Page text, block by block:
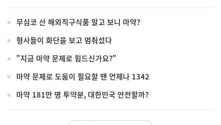
무심코 산 해외직구식품 알고 보니 마약?
형사들이 화단을 보고 멈춰섰다
"지금 마약 문제로 힘드신가요?"
마약 문제로 도움이 필요할 땐 언제나 1342
마약 181만 명 투약분, 대한민국 안전할까?